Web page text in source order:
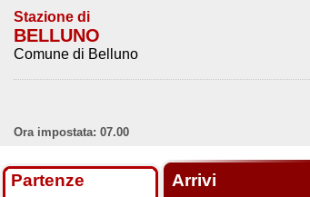
Stazione di
BELLUNO
Comune di Belluno
Ora impostata: 07.00
Partenze Arrivi